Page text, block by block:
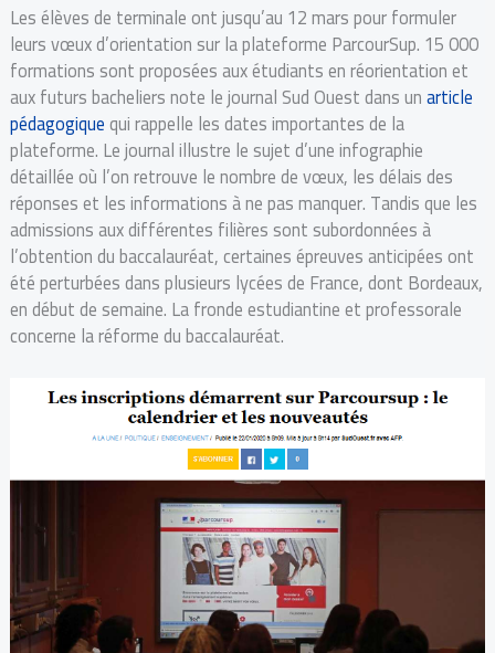
Les élèves de terminale ont jusqu’au 12 mars pour formuler
leurs vœux d’orientation sur la plateforme ParcourSup. 15 000
formations sont proposées aux étudiants en réorientation et
aux futurs bacheliers note le journal Sud Ouest dans unarticle
pédagogiquequi rappelle les dates importantes de la
plateforme. Le journal illustre le sujet d’une infographie
détaillée où l’on retrouve le nombre de vœux, les délais des
réponses et les informations à ne pas manquer. Tandis que les
admissions aux différentes filières sont subordonnées à
l’obtention du baccalauréat, certaines épreuves anticipées ont
été perturbées dans plusieurs lycées de France, dont Bordeaux,
en début de semaine. La fronde estudiantine et professorale
concerne la réforme du baccalauréat.